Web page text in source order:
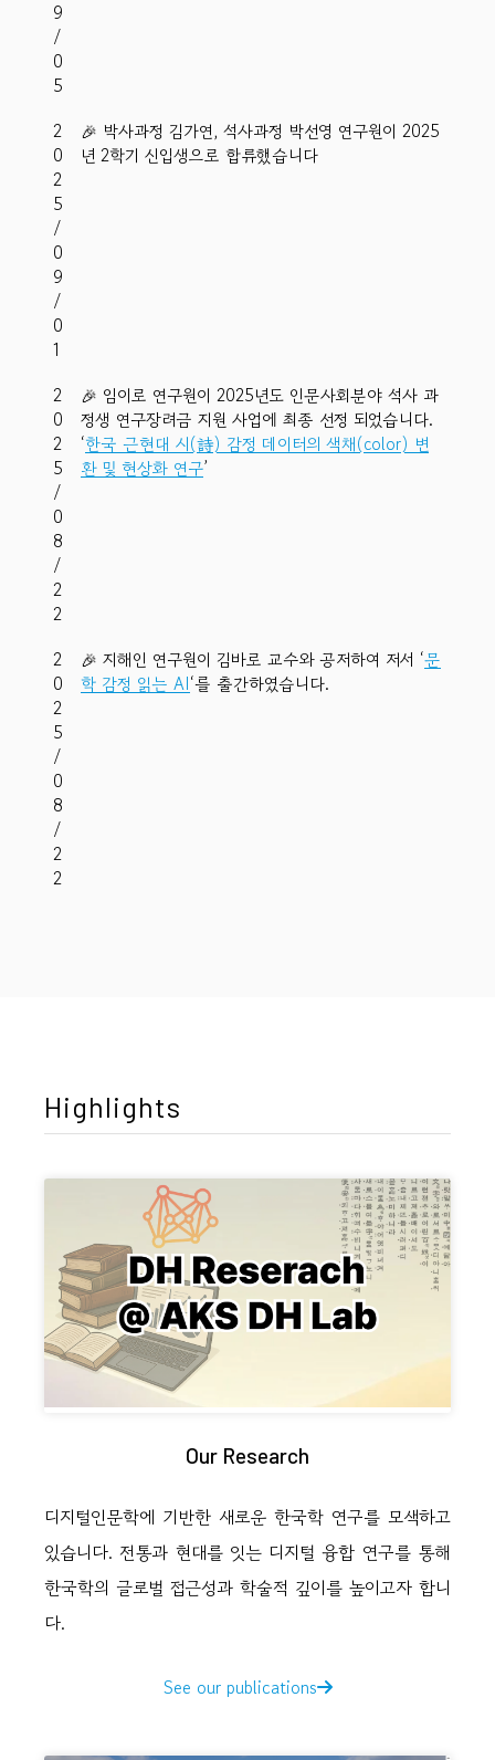
9
/
0
5
2
0
2
5
/
0
9
/
0
1
🎉 박사과정 김가연, 석사과정 박선영 연구원이 2025
년 2학기 신입생으로 합류했습니다
2
0
2
5
/
0
8
/
2
2
🎉 임이로 연구원이 2025년도 인문사회분야 석사 과
정생 연구장려금 지원 사업에 최종 선정 되었습니다.
‘한국 근현대 시(詩) 감정 데이터의 색채(color) 변
환 및 현상화 연구’
2
0
2
5
/
0
8
/
2
2
🎉 지해인 연구원이 김바로 교수와 공저하여 저서 ‘문
학 감정 읽는 AI‘를 출간하였습니다.
Highlights
Our Research
디지털인문학에 기반한 새로운 한국학 연구를 모색하고
있습니다. 전통과 현대를 잇는 디지털 융합 연구를 통해
한국학의 글로벌 접근성과 학술적 깊이를 높이고자 합니
다.
See our publications